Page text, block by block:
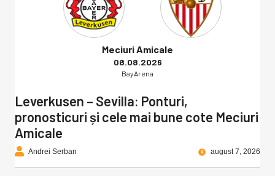
Meciuri Amicale
08.08.2026
BayArena
Leverkusen – Sevilla: Ponturi,
pronosticuri și cele mai bune cote Meciuri
Amicale
Andrei Serban august 7, 2026